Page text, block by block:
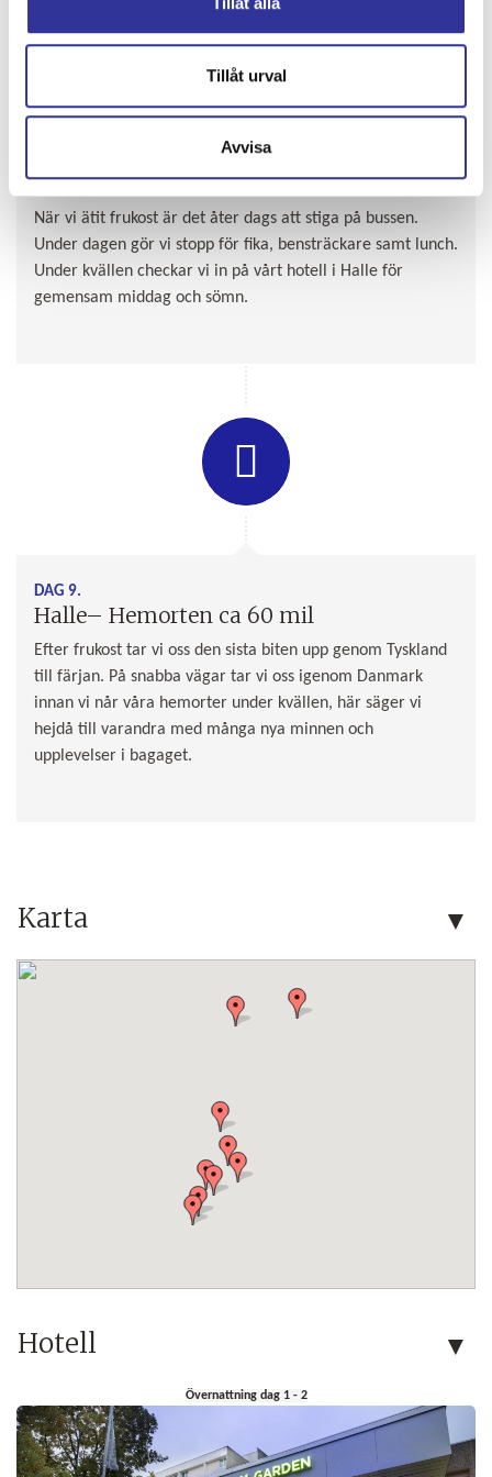
Tillåt urval
Avvisa
Herrenberg – Halle ca 49 mil
När vi ätit frukost är det åter dags att stiga på bussen.
Under dagen gör vi stopp för fika, bensträckare samt lunch.
Under kvällen checkar vi in på vårt hotell i Halle för
gemensam middag och sömn.
DAG 9.
Halle– Hemorten ca 60 mil
Efter frukost tar vi oss den sista biten upp genom Tyskland
till färjan. På snabba vägar tar vi oss igenom Danmark
innan vi når våra hemorter under kvällen, här säger vi
hejdå till varandra med många nya minnen och
upplevelser i bagaget.
Karta
Hotell
Övernattning dag 1 - 2